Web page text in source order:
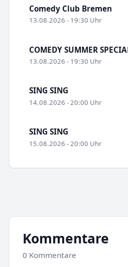
Comedy Club Bremen
13.08.2026 - 19:30 Uhr
COMEDY SUMMER
13.08.2026 - 19:30 Uhr
SING SING
14.08.2026 - 20:00 Uhr
SING SING
15.08.2026 - 20:00 Uhr
Kommentare
0 Kommentare